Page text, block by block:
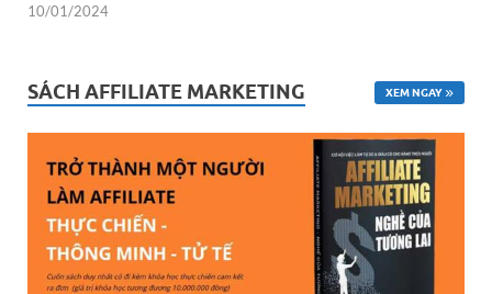
10/01/2024
SÁCH AFFILIATE MARKETING XEM NGAY